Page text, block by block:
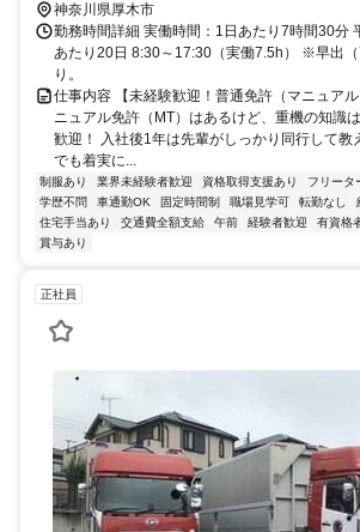
神奈川県厚木市
勤務時間詳細 実働時間：1日あたり7時間30分
あたり20日 8:30～17:30（実働7.5h） ※早出
り。
仕事内容 【未経験歓迎！普通免許（マニュア
ニュアル免許（MT）はあるけど、重機の知識
歓迎！ 入社後1年は先輩がしっかり同行して教
でも着実に...
制服あり 業界未経験者歓迎 資格取得支援あり フリータ
学歴不問
車通勤OK 固定時間制 職場見学可 転勤なし
住宅手当あり
交通費全額支給 午前 経験者歓迎 有資格
賞与あり
正社員